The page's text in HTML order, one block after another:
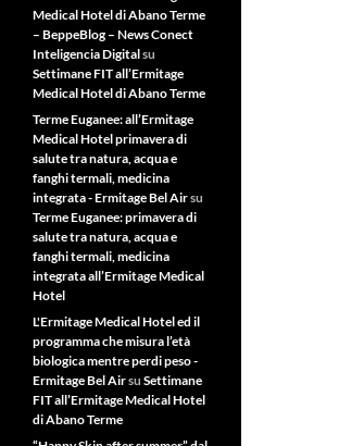
Medical Hotel di Abano Terme
– BeppeBlog – News Conect
Inteligencia Digitalsu
Settimane FIT all’Ermitage
Medical Hotel di Abano Terme
Terme Euganee: all’Ermitage
Medical Hotel primavera di
salute tra natura, acqua e
fanghi termali, medicina
integrata - Ermitage Bel Airsu
Terme Euganee: primavera di
salute tra natura, acqua e
fanghi termali, medicina
integrata all’Ermitage Medical
Hotel
L'Ermitage Medical Hotel ed il
programma che misura l’età
biologica mentre perdi peso -
Ermitage Bel Airsu Settimane
FIT all’Ermitage Medical Hotel
di Abano Terme